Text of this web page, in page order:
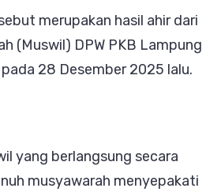
merupakan hasil ahir dari
(Muswil) DPW PKB Lampung
28 Desember 2025 lalu.
yang berlangsung secara
musyawarah menyepakati